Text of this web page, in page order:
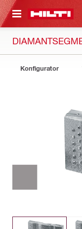
Konfigurator